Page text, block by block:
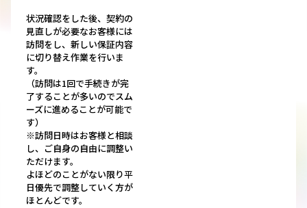
状況確認をした後、契約の
見直しが必要なお客様には
訪問をし、新しい保証内容
に切り替え作業を行いま
す。
（訪問は1回で手続きが完
了することが多いのでスム
ーズに進めることが可能で
す）
※訪問日時はお客様と相談
し、ご自身の自由に調整い
ただけます。
よほどのことがない限り平
日優先で調整していく方が
ほとんどです。